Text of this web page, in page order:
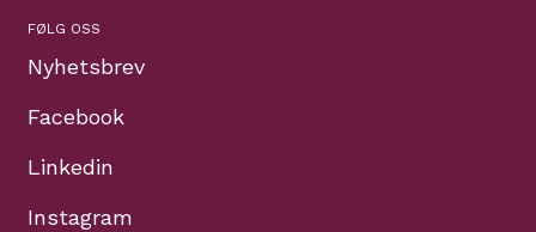
FØLG OSS
Nyhetsbrev
Facebook
Linkedin
Instagram